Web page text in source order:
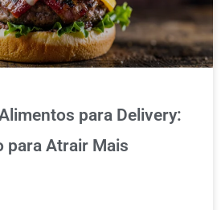
para Delivery:
para Atrair Mais